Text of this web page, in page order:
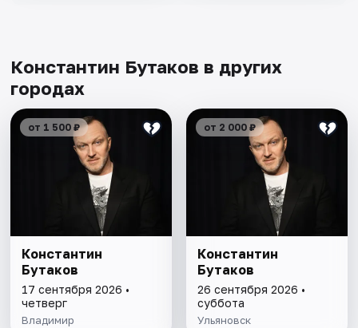
Константин Бутаков в других
городах
от 1 500 ₽
Константин
Бутаков
17 сентября 2026 •
четверг
Владимир
от 2 000 ₽
Константин
Бутаков
26 сентября 2026 •
суббота
Ульяновск